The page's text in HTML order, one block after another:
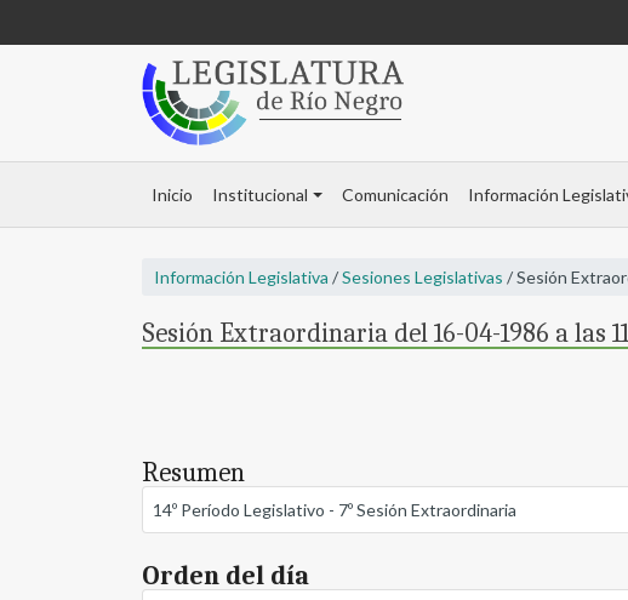
Inicio Institucional Comunicación Información
Información Legislativa /Sesiones Legislativas / Sesión
Sesión Extraordinaria del 16-04-1986 a las
Resumen
14º Período Legislativo - 7º Sesión Extraordinaria
Orden del día